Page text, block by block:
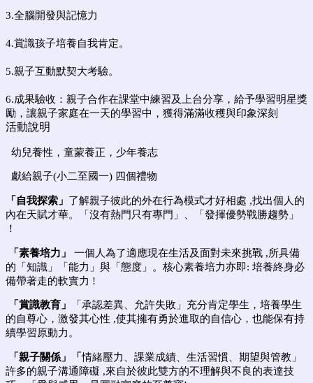
3.全腦開發與記憶力
4.賞識孩子培養自我肯定。
5.親子互動默契大考驗。
6.成果驗收：親子合作在課堂中練習及上台分享，給予學習明星獎
勵，讓親子家庭在一天的學習中，獲得滿滿收穫與印象深刻
活動說明
幼兒養性，童蒙養正，少年養志
獻給親子(小二至國一) 四個禮物
「自我探索」 了解親子彼此的外在行為模式才好相處 ,找出個人的
內在天賦才華。
「沒有熱門只有專門」、「發揮優勢戰勝趨勢」
！
「素養培力」 一個人為了適應現在生活及面對未來挑戰 ,所具備
的「知識」「能力」 與「態度」。核心素養培力亦即: 培養終身必
備帶著走的軟實力 !
「賞識教育」
「承認差異、允許失敗」充分肯定學生，培養學生
的自尊心，激發其心性 ,使其擁有勇於進取的自信心，也能保有持
續學習原動力。
「親子關係」 「情緒壓力、課業成績、生活習慣、期望與管教」
許多的親子溝通 障礙 ,來自於彼此雙方的不理解與不良的表達技